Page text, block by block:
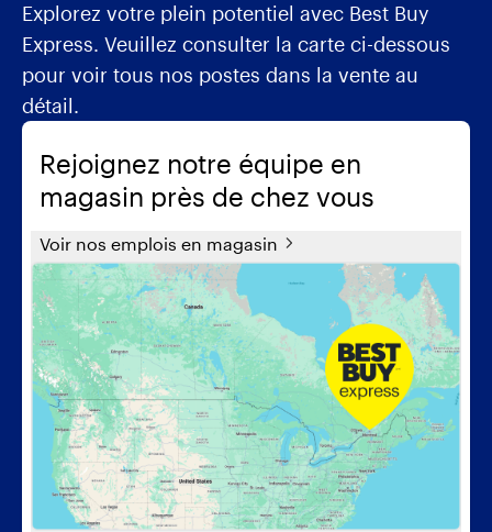
Explorez votre plein potentiel avec Best Buy
Express. Veuillez consulter la carte ci-dessous
pour voir tous nos postes dans la vente au
détail.
Rejoignez notre équipe en
magasin près de chez vous
Voir nos emplois en magasin